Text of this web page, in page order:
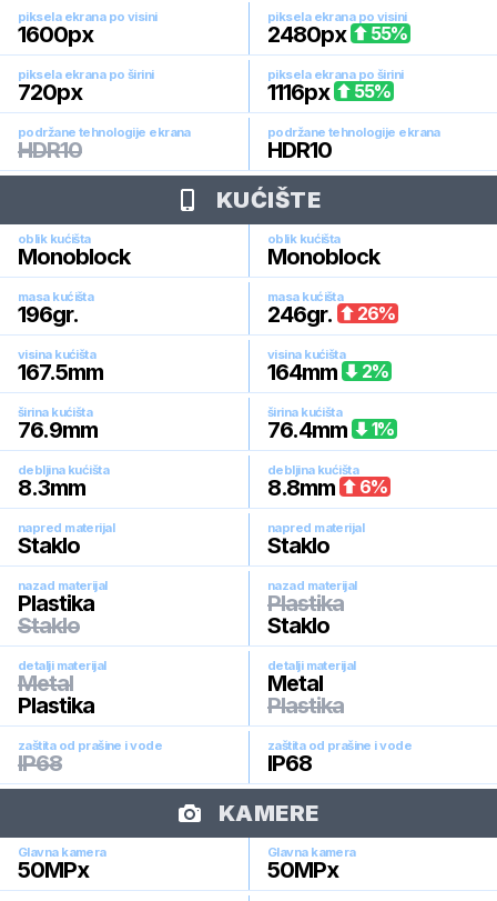
piksela ekrana po visini
1600px
piksela ekrana po visini
2480px 55%
piksela ekrana po širini
720px
piksela ekrana po širini
1116px 55%
podržane tehnologije ekrana
HDR10
podržane tehnologije ekrana
HDR10
KUĆIŠTE
oblik kućišta
Monoblock
oblik kućišta
Monoblock
masa kućišta
196gr.
masa kućišta
246gr. 26%
visina kućišta
167.5mm
visina kućišta
164mm 2%
širina kućišta
76.9mm
širina kućišta
76.4mm 1%
debljina kućišta
8.3mm
debljina kućišta
8.8mm 6%
napred materijal
Staklo
napred materijal
Staklo
nazad materijal
Plastika
Staklo
nazad materijal
Plastika
Staklo
detalji materijal
Metal
Plastika
detalji materijal
Metal
Plastika
zaštita od prašine i vode
IP68
zaštita od prašine i vode
IP68
KAMERE
Glavna kamera
50MPx
Glavna kamera
50MPx